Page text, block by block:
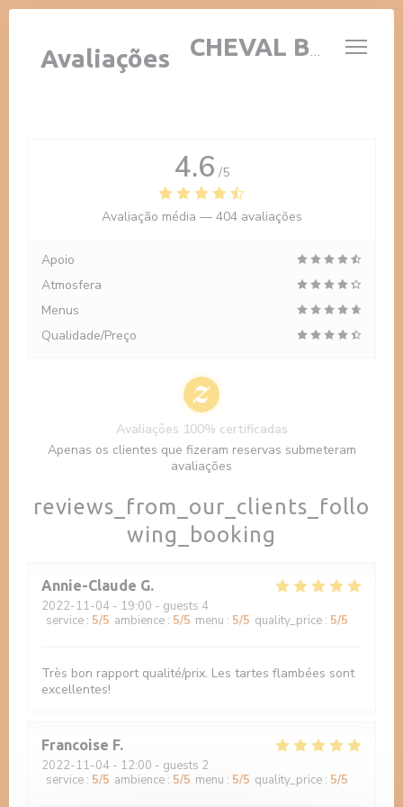
Painel de Gerenciamento de Cookies
AUBERGE AU CHEVAL BLANC
Avaliações
reviews_from_our_clients_follo
wing_booking
Annie-Claude G
2022-11-04 - 19:00 - guests 4
service : 5/5 ambience : 5/5 menu : 5/5 quality_price : 5/5
Très bon rapport qualité/prix. Les tartes flambées sont
excellentes!
Francoise F
2022-11-04 - 12:00 - guests 2
service : 5/5 ambience : 5/5 menu : 5/5 quality_price : 5/5
4.6 /5
Avaliação média — 404 avaliações
Apoio
Atmosfera
Menus
Qualidade/Preço
Avaliações 100% certificadas
Apenas os clientes que fizeram reservas submeteram
avaliações